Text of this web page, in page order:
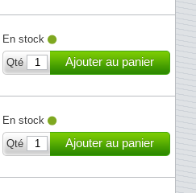
En stock
Qté
Ajouter au panier
En stock
Qté
Ajouter au panier